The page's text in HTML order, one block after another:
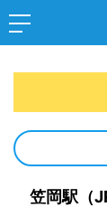
笠岡駅（